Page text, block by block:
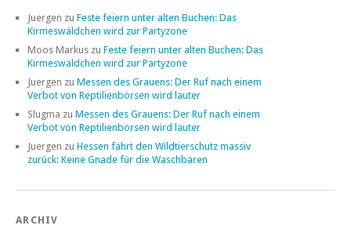
Juergen zu Feste feiern unter alten Buchen: Das
Kirmeswäldchen wird zur Partyzone
Moos Markus zu Feste feiern unter alten Buchen: Das
Kirmeswäldchen wird zur Partyzone
Juergen zu Messen des Grauens: Der Ruf nach einem
Verbot von Reptilienbörsen wird lauter
Slugma zu Messen des Grauens: Der Ruf nach einem
Verbot von Reptilienbörsen wird lauter
Juergen zu Hessen fährt den Wildtierschutz massiv
zurück: Keine Gnade für die Waschbären
ARCHIV